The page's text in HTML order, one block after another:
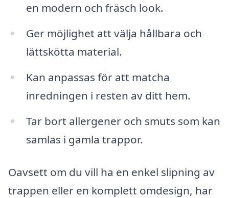
en modern och fräsch look.
Ger möjlighet att välja hållbara och
lättskötta material.
Kan anpassas för att matcha
inredningen i resten av ditt hem.
Tar bort allergener och smuts som kan
samlas i gamla trappor.
Oavsett om du vill ha en enkel slipning av
trappen eller en komplett omdesign, har